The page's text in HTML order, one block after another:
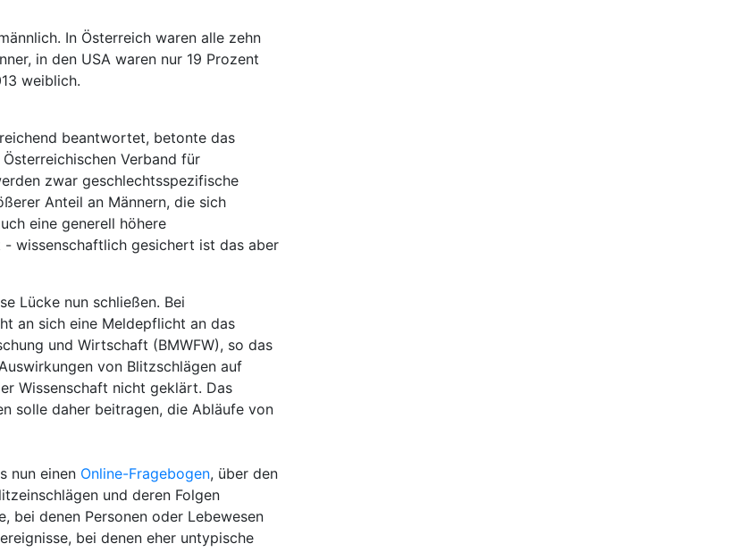
In Österreich waren alle zehn
in den USA waren nur 19 Prozent
weiblich.
beantwortet, betonte das
Verband für
zwar geschlechtsspezifische
Anteil an Männern, die sich
eine generell höhere
wissenschaftlich gesichert ist das aber
Lücke nun schließen. Bei
an sich eine Meldepflicht an das
und Wirtschaft (BMWFW), so das
von Blitzschlägen auf
Wissenschaft nicht geklärt. Das
solle daher beitragen, die Abläufe von
nun einen Online-Fragebogen, über den
und deren Folgen
bei denen Personen oder Lebewesen
bei denen eher untypische